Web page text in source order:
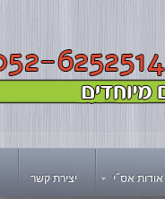
אודות אס"י יצירת קשר